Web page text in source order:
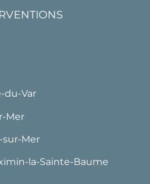
du-Var
Mer
sur-Mer
la-Sainte-Baume